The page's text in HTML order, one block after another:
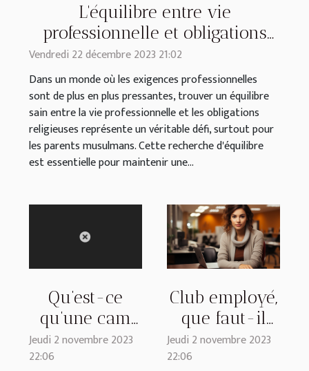
L'équilibre entre vie
professionnelle et obligations
religieuses pour les parents
musulmans
Vendredi 22 décembre 2023 21:02
Dans un monde où les exigences professionnelles
sont de plus en plus pressantes, trouver un équilibre
sain entre la vie professionnelle et les obligations
religieuses représente un véritable défi, surtout pour
les parents musulmans. Cette recherche d'équilibre
est essentielle pour maintenir une...
Qu’est-ce
qu’une cam
girl ?
Jeudi 2 novembre 2023
22:06
Club employé,
que faut-il
savoir ?
Jeudi 2 novembre 2023
22:06